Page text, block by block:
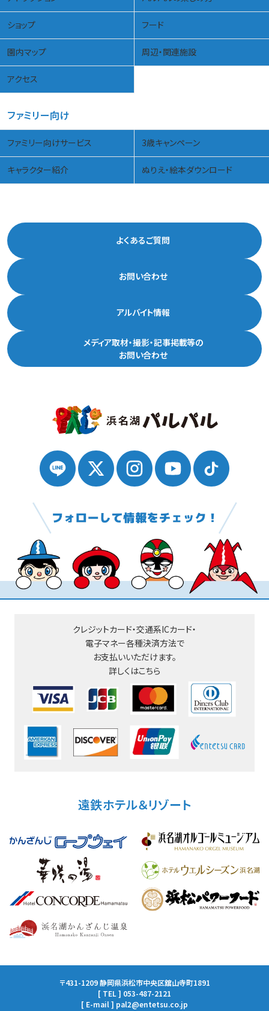
ショップ フード
園内マップ 周辺・関連施設
アクセス
ファミリー向け
ファミリー向けサービス 3歳キャンペーン
キャラクター紹介 ぬりえ・絵本ダウンロード
よくあるご質問
お問い合わせ
アルバイト情報
メディア取材・撮影・記事掲載等の
お問い合わせ
クレジットカード・交通系ICカード・
電子マネー各種決済方法で
お支払いいただけます。
詳しくはこちら
遠鉄ホテル＆リゾート
〒431-1209 静岡県浜松市中央区舘山寺町1891
[ TEL ] 053-487-2121
[ E-mail ] pal2@entetsu.co.jp